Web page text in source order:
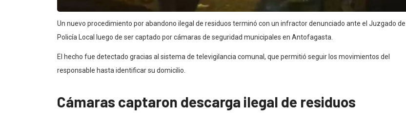
Un nuevo procedimiento por abandono ilegal de residuos terminó con un infractor denunciado ante el Juzgado de
Policía Local luego de ser captado por cámaras de seguridad municipales en Antofagasta.
El hecho fue detectado gracias al sistema de televigilancia comunal, que permitió seguir los movimientos del
responsable hasta identificar su domicilio.
Cámaras captaron descarga ilegal de residuos